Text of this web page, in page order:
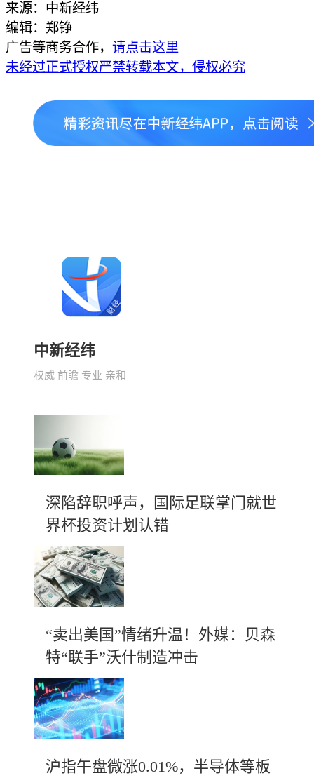
来源：中新经纬
编辑：郑铮
广告等商务合作， 请点击这里
未经过正式授权严禁转载本文，侵权必究
中新经纬
权威 前瞻 专业 亲和
深陷辞职呼声，国际足联掌门就世
界杯投资计划认错
“卖出美国”情绪升温！外媒：贝森
特“联手”沃什制造冲击
沪指午盘微涨0.01%，半导体等板